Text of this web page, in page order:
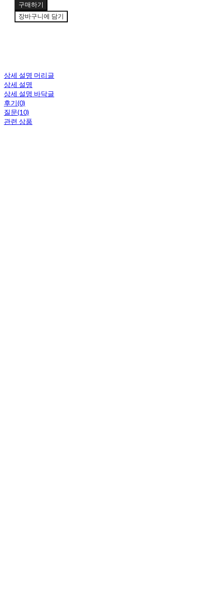
구매하기
장바구니에 담기
상세 설명 머리글
상세 설명
상세 설명 바닥글
후기(0)
질문(10)
관련 상품